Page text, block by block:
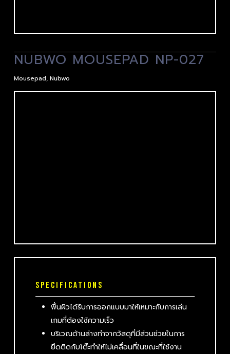
NUBWO MOUSEPAD NP-027
Mousepad, Nubwo
SPECIFICATIONS
พื้นผิวได้รับการออกแบบมาให้เหมาะกับการเล่น
เกมที่ต้องใช้ความเร็ว
บริเวณด้านล่างทำจากวัสดุที่มีส่วนช่วยในการ
ยึดติดกับโต๊ะทำให้ไม่เคลื่อนที่ในขณะที่ใช้งาน